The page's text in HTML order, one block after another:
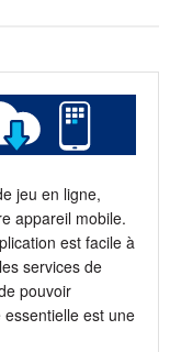
jeu en ligne,
appareil mobile.
est facile à
services de
pouvoir
est une